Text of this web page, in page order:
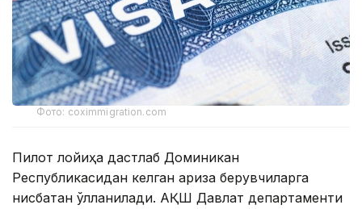
Фото: coximmigration.com
Пилот лойиҳа дастлаб Доминикан
Республикасидан келган ариза берувчиларга
нисбатан қўлланилади. АҚШ Давлат департаменти